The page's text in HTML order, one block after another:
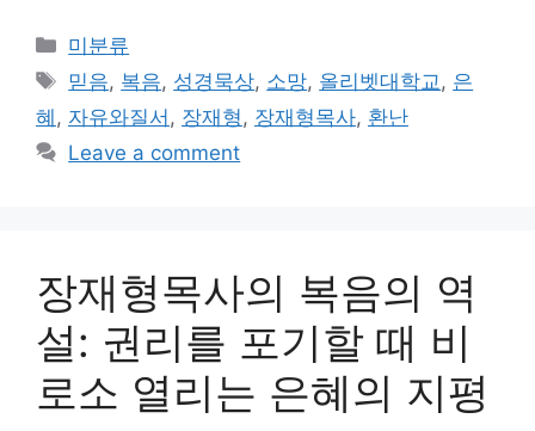
Categories
미분류
Tags
믿음, 복음, 성경묵상, 소망, 올리벳대학교 , 은
혜 , 자유와질서 , 장재형 , 장재형목사, 환난
Leave a comment
장재형목사의 복음의 역
설: 권리를 포기할 때 비
로소 열리는 은혜의 지평